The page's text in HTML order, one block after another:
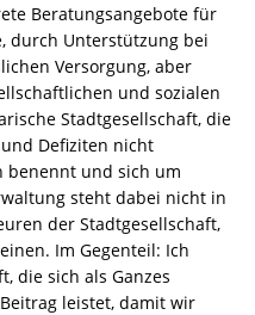
Beratungsangebote für
durch Unterstützung bei
Versorgung, aber
und sozialen
Stadtgesellschaft, die
Defiziten nicht
benennt und sich um
steht dabei nicht in
der Stadtgesellschaft,
Im Gegenteil: Ich
die sich als Ganzes
leistet, damit wir